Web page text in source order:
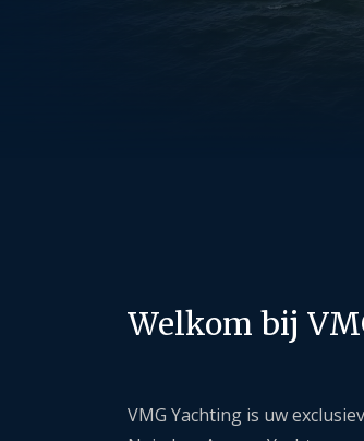
Welkom bij
VMG Yachting is uw